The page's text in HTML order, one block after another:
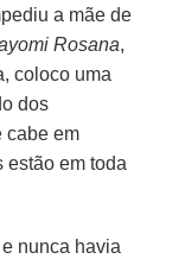
a mãe de
Rosana,
coloco uma
dos
cabe em
estão em toda
nunca havia